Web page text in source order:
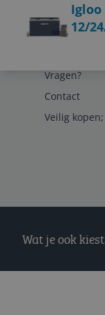
Igloo
12/
Vragen?
Contact
Veilig
Wat je ook